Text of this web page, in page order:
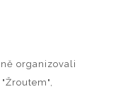
organizovali